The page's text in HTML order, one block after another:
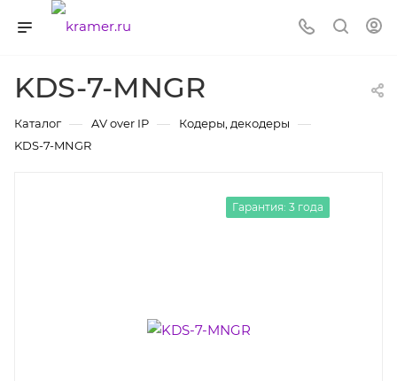
KDS-7-MNGR
Каталог — AV over IP — Кодеры, декодеры —
KDS-7-MNGR
Гарантия: 3 года